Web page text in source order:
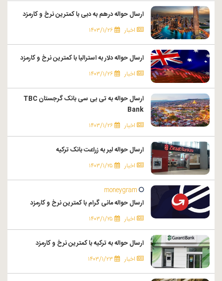
ارسال حواله درهم به دبی با کمترین نرخ و کارمزد
اخبار ۱۴۰۳/۱/۲۶
ارسال حواله دلار به استرالیا با کمترین نرخ و کارمزد
اخبار ۱۴۰۳/۱/۲۶
ارسال حواله به تی بی سی بانک گرجستان TBC
Bank
اخبار ۱۴۰۳/۱/۲۶
ارسال حواله لیر به زراعت بانک ترکیه
اخبار ۱۴۰۳/۱/۲۵
moneygram
ارسال حواله مانی گرام با کمترین نرخ و کارمزد
اخبار ۱۴۰۳/۱/۲۵
ارسال حواله به ترکیه با کمترین نرخ و کارمزد
اخبار ۱۴۰۳/۱/۲۳